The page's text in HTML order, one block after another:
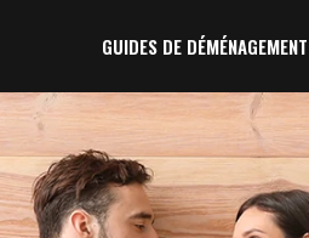
GUIDES DE DÉMÉNAGEMENT